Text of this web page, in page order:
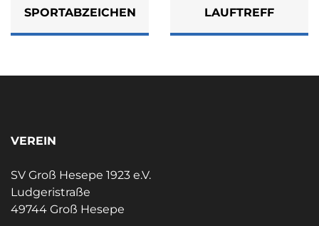
SPORTABZEICHEN LAUFTREFF
VEREIN
SV Groß Hesepe 1923 e.V.
Ludgeristraße
49744 Groß Hesepe